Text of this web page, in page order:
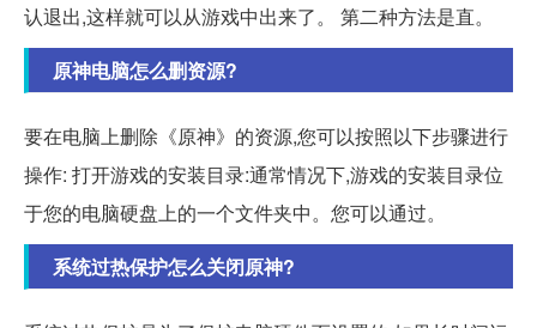
认退出,这样就可以从游戏中出来了。 第二种方法是直。
原神电脑怎么删资源?
要在电脑上删除《原神》的资源,您可以按照以下步骤进行
操作: 打开游戏的安装目录:通常情况下,游戏的安装目录位
于您的电脑硬盘上的一个文件夹中。您可以通过。
系统过热保护怎么关闭原神?